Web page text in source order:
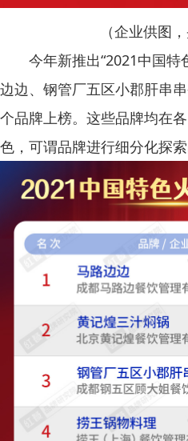
（企业供图
今年新推出“2021中国特
边边、钢管厂五区小郡肝串
个品牌上榜。这些品牌均在
色，可谓品牌进行细分化探索